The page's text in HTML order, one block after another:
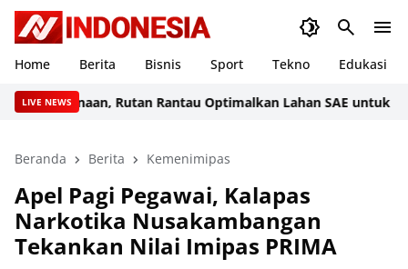
Home Berita Bisnis Sport Tekno Edukasi
LIVE NEWS
Binaan, Rutan Rantau Optimalkan Lahan SAE untuk
Beranda Berita Kemenimipas
Apel Pagi Pegawai, Kalapas
Narkotika Nusakambangan
Tekankan Nilai Imipas PRIMA